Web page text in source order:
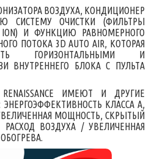
ВОЗДУХА, КОНДИЦИОНЕР
СИСТЕМУ ОЧИСТКИ (ФИЛЬТРЫ
ION) И ФУНКЦИЮ РАВНОМЕРНОГО
ПОТОКА 3D AUTO AIR, КОТОРАЯ
ГОРИЗОНТАЛЬНЫМИ И
ВНУТРЕННЕГО БЛОКА С ПУЛЬТА
ИМЕЮТ И ДРУГИЕ
КЛАССА А,
МОЩНОСТЬ, СКРЫТЫЙ
ВОЗДУХА / УВЕЛИЧЕННАЯ